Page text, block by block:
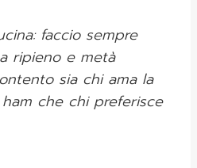
faccio sempre
ripieno e metà
sia chi ama la
che chi preferisce